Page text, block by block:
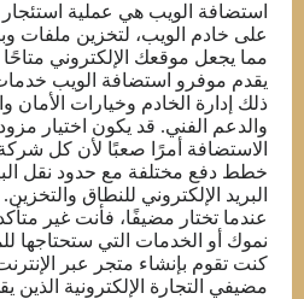
استضافة الويب هي عملية
على خادم الويب، لتخزين ملفات
مما يجعل موقعك الإلكتروني متاحًا
يقدم موفرو استضافة الويب
ذلك إدارة الخادم وخيارات الأمان
والدعم الفني. قد يكون اختيار
الاستضافة أمرًا صعبًا لأن كل
خطط دفع مختلفة مع حدود نقل
البريد الإلكتروني للنطاق
عندما تختار مضيفًا، فأنت غير
نموك أو الخدمات التي ستحتاجها
كنت تقوم بإنشاء متجر عبر
مضيفي التجارة الإلكترونية الذين